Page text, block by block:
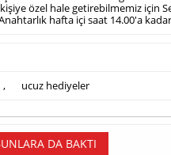
kişiye özel hale getirebilmemiz için
hafta içi saat 14.00'a
, ucuz hediyeler
DA BAKTI